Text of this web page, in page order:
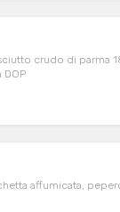
crudo di parma
DOP
affumicata,